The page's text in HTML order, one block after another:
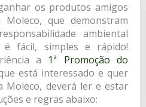
os produtos amigos
que demonstram
ambiental
fácil, simples e rápido!
a 1ª Promoção do
está interessado e quer
Moleco, deverá ler e estar
e regras abaixo: